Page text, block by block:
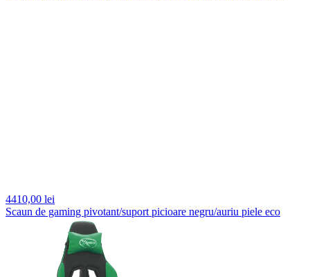
4410,00 lei
Scaun de gaming pivotant/suport picioare negru/auriu piele eco